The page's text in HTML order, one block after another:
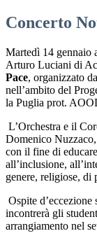
Concerto
Martedì 14 gennaio
Arturo Luciani di
Pace, organizzato
nell’ambito del
la Puglia prot.
L’Orchestra e il
Domenico
con il fine di
all’inclusione,
genere, religiose, di
Ospite d’eccezione
incontrerà gli
arrangiamento nel